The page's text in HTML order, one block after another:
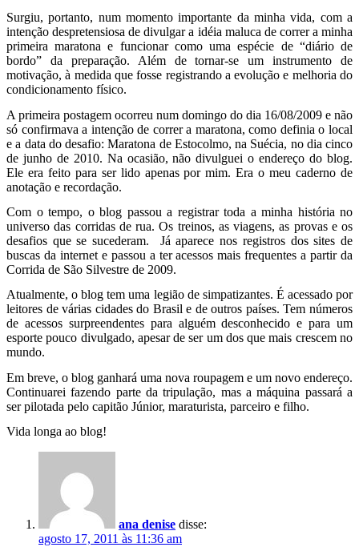
Surgiu, portanto, num momento importante da minha vida, com a
intenção despretensiosa de divulgar a idéia maluca de correr a minha
primeira maratona e funcionar como uma espécie de “diário de
bordo” da preparação. Além de tornar-se um instrumento de
motivação, à medida que fosse registrando a evolução e melhoria do
condicionamento físico.
A primeira postagem ocorreu num domingo do dia 16/08/2009 e não
só confirmava a intenção de correr a maratona, como definia o local
e a data do desafio: Maratona de Estocolmo, na Suécia, no dia cinco
de junho de 2010. Na ocasião, não divulguei o endereço do blog.
Ele era feito para ser lido apenas por mim. Era o meu caderno de
anotação e recordação.
Com o tempo, o blog passou a registrar toda a minha história no
universo das corridas de rua. Os treinos, as viagens, as provas e os
desafios que se sucederam. Já aparece nos registros dos sites de
buscas da internet e passou a ter acessos mais frequentes a partir da
Corrida de São Silvestre de 2009.
Atualmente, o blog tem uma legião de simpatizantes. É acessado por
leitores de várias cidades do Brasil e de outros países. Tem números
de acessos surpreendentes para alguém desconhecido e para um
esporte pouco divulgado, apesar de ser um dos que mais crescem no
mundo.
Em breve, o blog ganhará uma nova roupagem e um novo endereço.
Continuarei fazendo parte da tripulação, mas a máquina passará a
ser pilotada pelo capitão Júnior, maraturista, parceiro e filho.
Vida longa ao blog!
ana denise disse:
agosto 17, 2011 às 11:36 am